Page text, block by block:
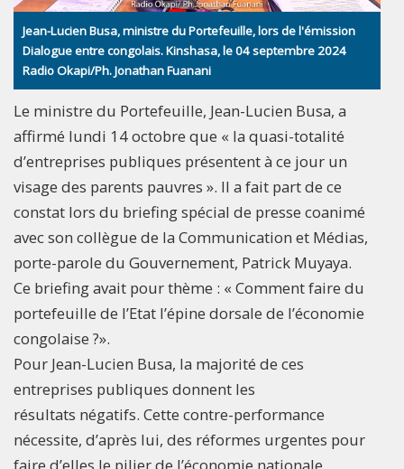
Jean-Lucien Busa, ministre du Portefeuille, lors de l'émission
Dialogue entre congolais. Kinshasa, le 04 septembre 2024
Radio Okapi/Ph. Jonathan Fuanani
Le ministre du Portefeuille, Jean-Lucien Busa, a
affirmé lundi 14 octobre que « la quasi-totalité
d’entreprises publiques présentent à ce jour un
visage des parents pauvres ». Il a fait part de ce
constat lors du briefing spécial de presse coanimé
avec son collègue de la Communication et Médias,
porte-parole du Gouvernement, Patrick Muyaya.
Ce briefing avait pour thème : « Comment faire du
portefeuille de l’Etat l’épine dorsale de l’économie
congolaise ?».
Pour Jean-Lucien Busa, la majorité de ces
entreprises publiques donnent les
résultats négatifs. Cette contre-performance
nécessite, d’après lui, des réformes urgentes pour
faire d’elles le pilier de l’économie nationale.